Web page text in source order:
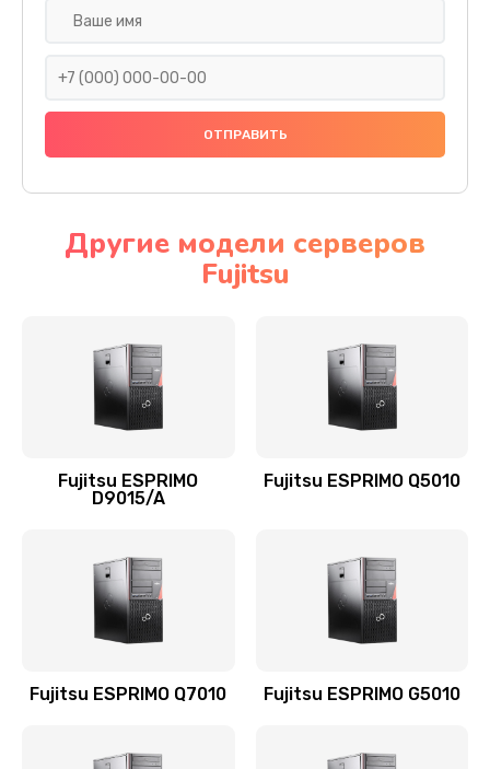
Другие модели серверов
Fujitsu
Fujitsu ESPRIMO
D9015/A
Fujitsu ESPRIMO Q5010
Fujitsu ESPRIMO Q7010 Fujitsu ESPRIMO G5010